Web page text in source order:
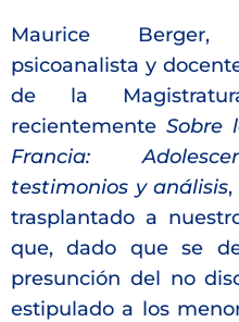
Maurice Berger,
psicoanalista y
de la
recientemente Sobre
Francia:
testimonios y análisis
trasplantado a
que, dado que se
presunción del no
estipulado a los